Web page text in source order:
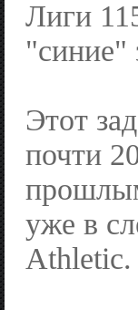
Лиги
"синие"
Этот
почти
уже в
Athletic.